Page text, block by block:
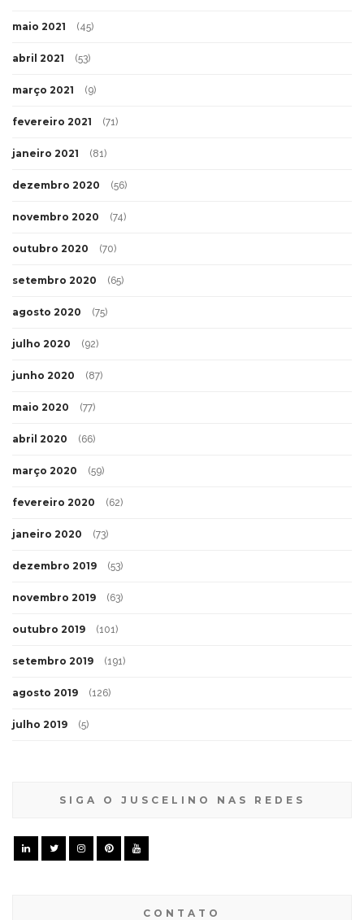
maio 2021 (45)
abril 2021 (53)
março 2021 (9)
fevereiro 2021 (71)
janeiro 2021 (81)
dezembro 2020 (56)
novembro 2020 (74)
outubro 2020 (70)
setembro 2020 (65)
agosto 2020 (75)
julho 2020 (92)
junho 2020 (87)
maio 2020 (77)
abril 2020 (66)
março 2020 (59)
fevereiro 2020 (62)
janeiro 2020 (73)
dezembro 2019 (53)
novembro 2019 (63)
outubro 2019 (101)
setembro 2019 (191)
agosto 2019 (126)
julho 2019 (5)
SIGA O JUSCELINO NAS REDES
CONTATO